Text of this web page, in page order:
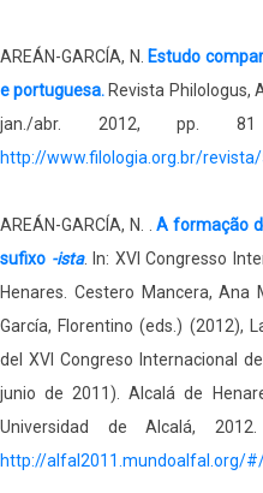
AREÁN-GARCÍA, N.
Estudo
e portuguesa. Revista Philologus,
jan./abr. 2012, pp.
http://www.filologia.org.br/
AREÁN-GARCÍA, N. .A formação
sufixo -ista. In: XVI Congresso
Henares. Cestero Mancera, Ana
García, Florentino (eds.) (2012),
del XVI Congreso Internacional
junio de 2011). Alcalá de
Universidad de Alcalá,
http://alfal2011.mundoalfal.org/